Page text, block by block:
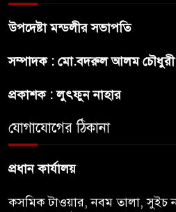
উপদেষ্টা মন্ডলীর সভাপতি
সম্পাদক : মো.বদরুল আলম চৌধুরী
প্রকাশক : লুৎফুন নাহার
যোগাযোগের ঠিকানা
প্রধান কার্যালয়
কসমিক টাওয়ার, নবম তালা, সুইচ